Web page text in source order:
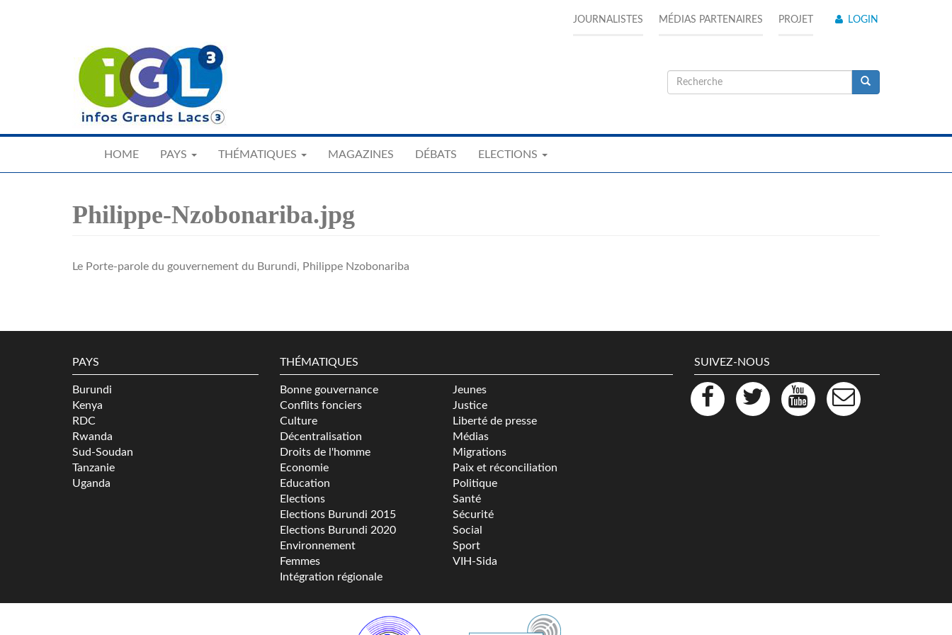
JOURNALISTES MÉDIAS PARTENAIRES PROJET LOGIN
Formulaire
recherche
HOME PAYS THÉMATIQUES MAGAZINES DÉBATS ELECTIONS
Philippe-Nzobonariba.jpg
Le Porte-parole du gouvernement du Burundi, Philippe Nzobonariba
PAYS
Burundi
Kenya
RDC
Rwanda
Sud-Soudan
Tanzanie
Uganda
THÉMATIQUES
Bonne gouvernance
Conflits fonciers
Culture
Décentralisation
Droits de l'homme
Economie
Education
Elections
Elections Burundi 2015
Elections Burundi 2020
Environnement
Femmes
Intégration régionale
Jeunes
Justice
Liberté de presse
Médias
Migrations
Paix et réconciliation
Politique
Santé
Sécurité
Social
Sport
VIH-Sida
SUIVEZ-NOUS